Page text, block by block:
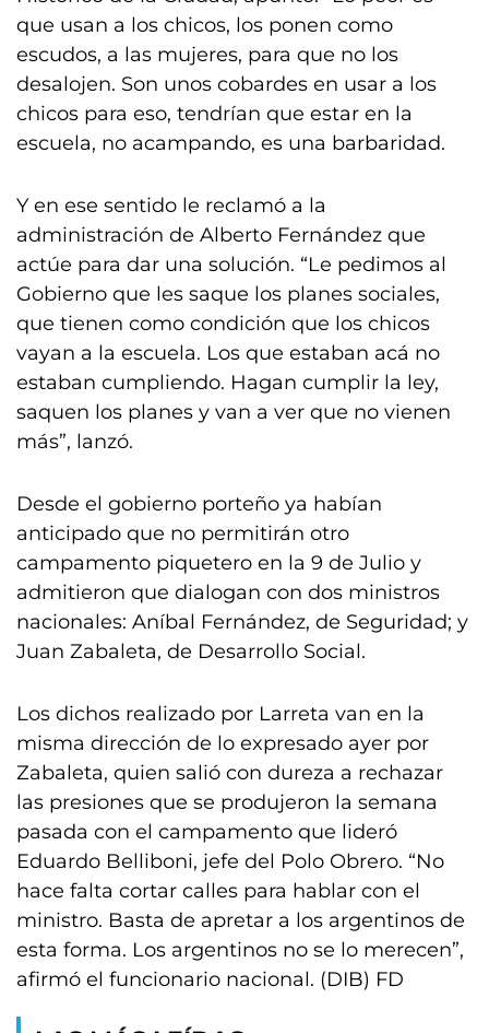
que usan a los chicos, los ponen como
escudos, a las mujeres, para que no los
desalojen. Son unos cobardes en usar a los
chicos para eso, tendrían que estar en la
escuela, no acampando, es una barbaridad.
Y en ese sentido le reclamó a la
administración de Alberto Fernández que
actúe para dar una solución. “Le pedimos al
Gobierno que les saque los planes sociales,
que tienen como condición que los chicos
vayan a la escuela. Los que estaban acá no
estaban cumpliendo. Hagan cumplir la ley,
saquen los planes y van a ver que no vienen
más”, lanzó.
Desde el gobierno porteño ya habían
anticipado que no permitirán otro
campamento piquetero en la 9 de Julio y
admitieron que dialogan con dos ministros
nacionales: Aníbal Fernández, de Seguridad; y
Juan Zabaleta, de Desarrollo Social.
Los dichos realizado por Larreta van en la
misma dirección de lo expresado ayer por
Zabaleta, quien salió con dureza a rechazar
las presiones que se produjeron la semana
pasada con el campamento que lideró
Eduardo Belliboni, jefe del Polo Obrero. “No
hace falta cortar calles para hablar con el
ministro. Basta de apretar a los argentinos de
esta forma. Los argentinos no se lo merecen”,
afirmó el funcionario nacional. (DIB) FD